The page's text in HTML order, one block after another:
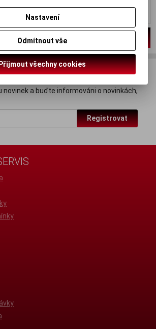
Koupit
záznamů
novinek a buďte informováni o novinkách,
Registrovat
Nastavení
Odmítnout vše
všechny cookies